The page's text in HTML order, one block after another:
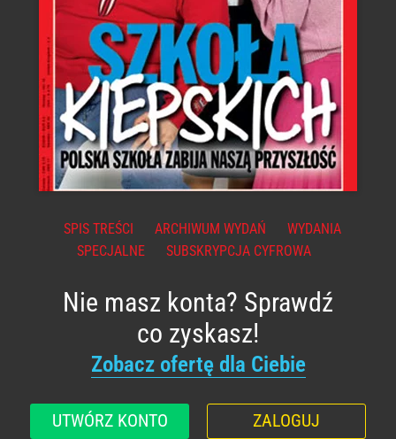
SPIS TREŚCI ARCHIWUM WYDAŃ
WYDANIA
SPECJALNE
SUBSKRYPCJA CYFROWA
Nie masz konta? Sprawdź
co zyskasz!
Zobacz ofertę dla Ciebie
UTWÓRZ KONTO ZALOGUJ